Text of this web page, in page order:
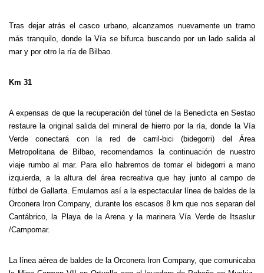
Tras dejar atrás el casco urbano, alcanzamos nuevamente un tramo
más tranquilo, donde la Vía se bifurca buscando por un lado salida al
mar y por otro la ría de Bilbao.
Km 31
A expensas de que la recuperación del túnel de la Benedicta en Sestao
restaure la original salida del mineral de hierro por la ría, donde la Vía
Verde conectará con la red de carril-bici (bidegorri) del Área
Metropolitana de Bilbao, recomendamos la continuación de nuestro
viaje rumbo al mar. Para ello habremos de tomar el bidegorri a mano
izquierda, a la altura del área recreativa que hay junto al campo de
fútbol de Gallarta. Emulamos así a la espectacular línea de baldes de la
Orconera Iron Company, durante los escasos 8 km que nos separan del
Cantábrico, la Playa de la Arena y la marinera Vía Verde de Itsaslur
/Campomar.
La línea aérea de baldes de la Orconera Iron Company, que comunicaba